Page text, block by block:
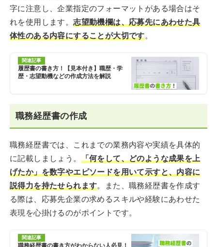
字に注意し、企業指定のフォーマットがある場合はそ
れを使用します。志望動機欄は、応募先にあわせた具
体性のある内容にすることが大切です。
関連記事
履歴書の書き方！【見本付き】職歴・学
歴・志望動機などの作成方法を解説
職務経歴書の作成
職務経歴書では、これまでの業務内容や実績を具体的
に記載しましょう。 「何をして、どのような成果を上
げたか」を数字やエピソードを用いて示すと、内容に
説得力を持たせられます。また、職務経歴書を作成す
る際は、応募先企業の求めるスキルや経験にあわせた
表現を心掛けるのがポイントです。
関連記事
職務経歴書の書き方がわからない人必見！